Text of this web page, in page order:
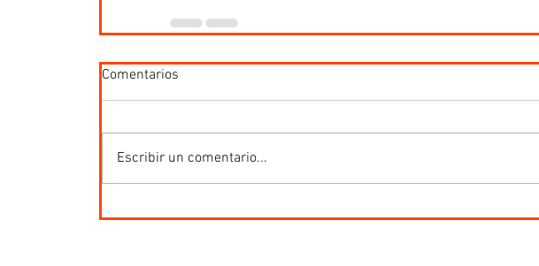
Comentarios
Escribir un comentario...